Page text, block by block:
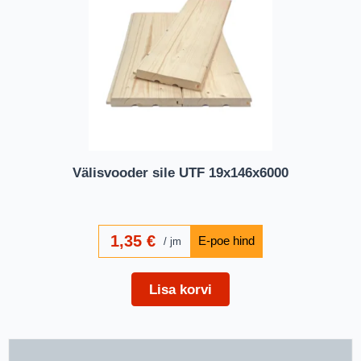
Välisvooder sile UTF 19x146x6000
1,35 € jm
Lisa korvi